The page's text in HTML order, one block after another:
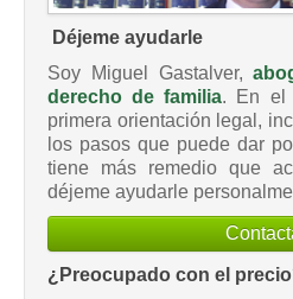
Déjeme ayudarle
Soy Miguel Gastalver,
derecho de familia. En el
primera orientación legal,
los pasos que puede dar
tiene más remedio que
déjeme ayudarle
¿Preocupado con el